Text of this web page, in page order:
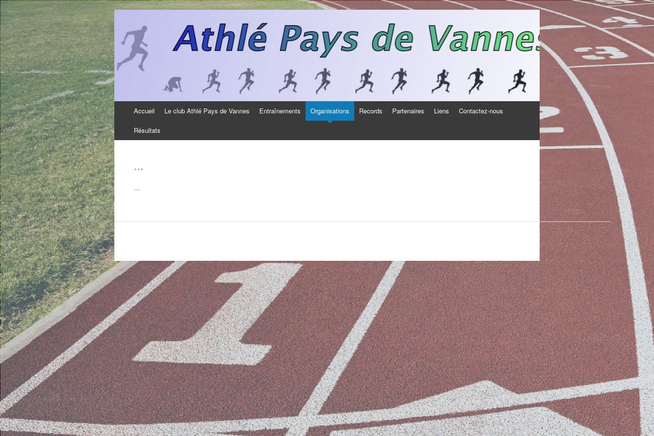
contenu
Accueil Le club Athlé Pays de Vannes Entraînements Organisations Records Partenaires Liens Contactez-nous
Résultats
…
…